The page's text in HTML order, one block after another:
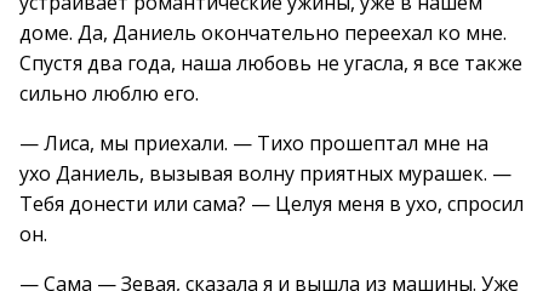
доме. Да, Даниель окончательно переехал ко мне.
Спустя два года, наша любовь не угасла, я все также
сильно люблю его.
— Лиса, мы приехали. — Тихо прошептал мне на
ухо Даниель, вызывая волну приятных мурашек. —
Тебя донести или сама? — Целуя меня в ухо, спросил
он.
— Сама — Зевая, сказала я и вышла из машины. Уже